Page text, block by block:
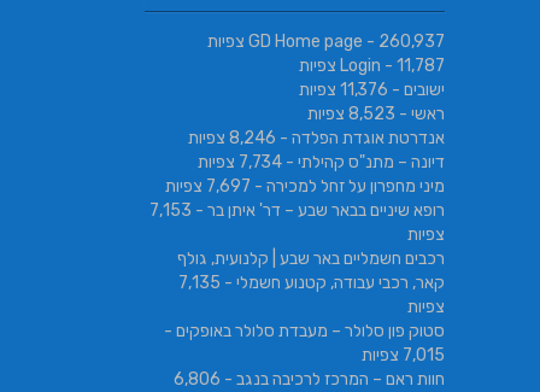
GD Home page - 260,937 צפיות
Login - 11,787 צפיות
ישובים - 11,376 צפיות
ראשי - 8,523 צפיות
אנדרטת אוגדת הפלדה - 8,246 צפיות
דיונה – מתנ"ס קהילתי - 7,734 צפיות
מיני מחפרון על זחל למכירה - 7,697 צפיות
רופא שיניים בבאר שבע – דר' איתן בר
- 7,153
צפיות
רכבים חשמליים באר שבע | קלנועית, גולף
קאר, רכבי עבודה, קטנוע חשמלי
- 7,135
צפיות
סטוק פון סלולר – מעבדת סלולר באופקים -
7,015 צפיות
חוות ראם – המרכז לרכיבה בנגב
- 6,806